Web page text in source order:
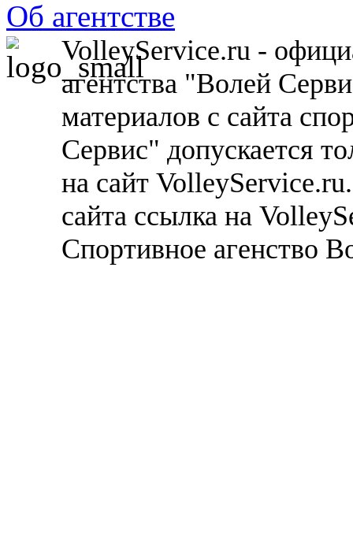
Об агентстве
VolleyService.ru -
агентства "Волей
материалов с сайта
Сервис" допускается
на сайт
сайта ссылка на
Спортивное агенство